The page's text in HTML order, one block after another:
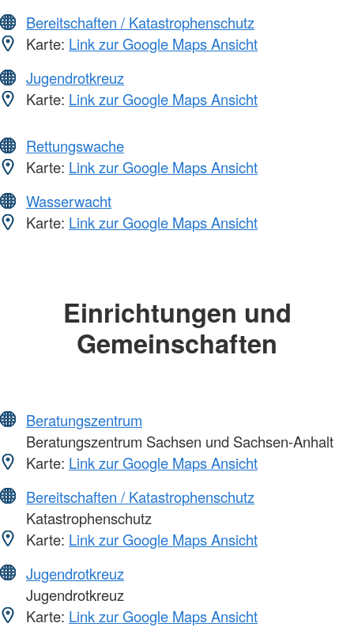
Bereitschaften / Katastrophenschutz
Karte: Link zur Google Maps Ansicht
Jugendrotkreuz
Karte: Link zur Google Maps Ansicht
Rettungswache
Karte: Link zur Google Maps Ansicht
Wasserwacht
Karte: Link zur Google Maps Ansicht
Einrichtungen und
Gemeinschaften
Beratungszentrum
Beratungszentrum Sachsen und Sachsen-Anhalt
Karte: Link zur Google Maps Ansicht
Bereitschaften / Katastrophenschutz
Katastrophenschutz
Karte: Link zur Google Maps Ansicht
Jugendrotkreuz
Jugendrotkreuz
Karte: Link zur Google Maps Ansicht